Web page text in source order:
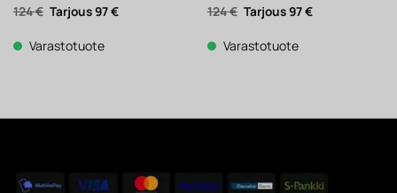
124€ Alkuperäinen
hinta
124 €.
97€Nykyinen
Varastotuote
124€ Alkuperäinen
hinta
124 €.
97€Nykyinen
Varastotuote